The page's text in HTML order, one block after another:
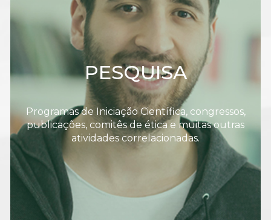
PESQUISA
Programas de Iniciação Científica, congressos,
publicações, comitês de ética e muitas outras
atividades correlacionadas.